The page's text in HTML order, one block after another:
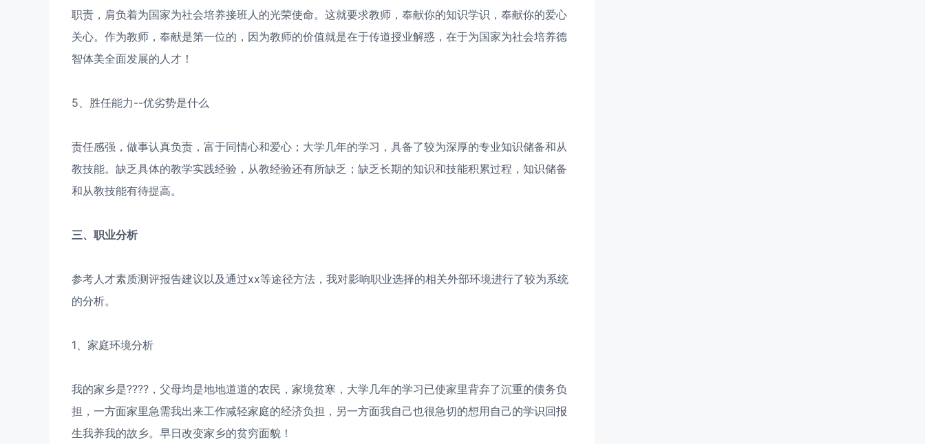
职责，肩负着为国家为社会培养接班人的光荣使命。这就要求教师，奉献你的知识学识，奉献你的爱心
关心。作为教师，奉献是第一位的，因为教师的价值就是在于传道授业解惑，在于为国家为社会培养德
智体美全面发展的人才！
5、胜任能力--优劣势是什么
责任感强，做事认真负责，富于同情心和爱心；大学几年的学习，具备了较为深厚的专业知识储备和从
教技能。缺乏具体的教学实践经验，从教经验还有所缺乏；缺乏长期的知识和技能积累过程，知识储备
和从教技能有待提高。
三、职业分析
参考人才素质测评报告建议以及通过xx等途径方法，我对影响职业选择的相关外部环境进行了较为系统
的分析。
1、家庭环境分析
我的家乡是????，父母均是地地道道的农民，家境贫寒，大学几年的学习已使家里背弃了沉重的债务负
担，一方面家里急需我出来工作减轻家庭的经济负担，另一方面我自己也很急切的想用自己的学识回报
生我养我的故乡。早日改变家乡的贫穷面貌！